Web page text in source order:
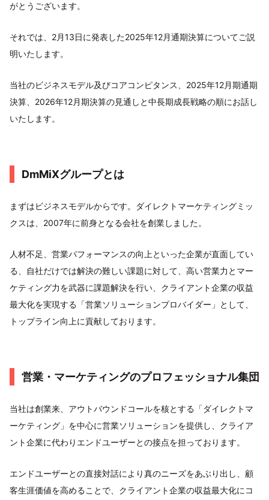
がとうございます。
それでは、2月13日に発表した2025年12月通期決算についてご説
明いたします。
当社のビジネスモデル及びコアコンピタンス、2025年12月期通期
決算、2026年12月期決算の見通しと中長期成長戦略の順にお話し
いたします。
DmMiXグループとは
まずはビジネスモデルからです。ダイレクトマーケティングミッ
クスは、2007年に前身となる会社を創業しました。
人材不足、営業パフォーマンスの向上といった企業が直面してい
る、自社だけでは解決の難しい課題に対して、高い営業力とマー
ケティング力を武器に課題解決を行い、クライアント企業の収益
最大化を実現する「営業ソリューションプロバイダー」として、
トップライン向上に貢献しております。
営業・マーケティングのプロフェッショナル集団
当社は創業来、アウトバウンドコールを核とする「ダイレクトマ
ーケティング」を中心に営業ソリューションを提供し、クライア
ント企業に代わりエンドユーザーとの接点を担っております。
エンドユーザーとの直接対話により真のニーズをあぶり出し、顧
客生涯価値を高めることで、クライアント企業の収益最大化にコ